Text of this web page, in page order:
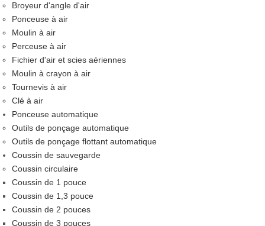
Broyeur d'angle d'air
Ponceuse à air
Moulin à air
Perceuse à air
Fichier d'air et scies aériennes
Moulin à crayon à air
Tournevis à air
Clé à air
Ponceuse automatique
Outils de ponçage automatique
Outils de ponçage flottant automatique
Coussin de sauvegarde
Coussin circulaire
Coussin de 1 pouce
Coussin de 1,3 pouce
Coussin de 2 pouces
Coussin de 3 pouces